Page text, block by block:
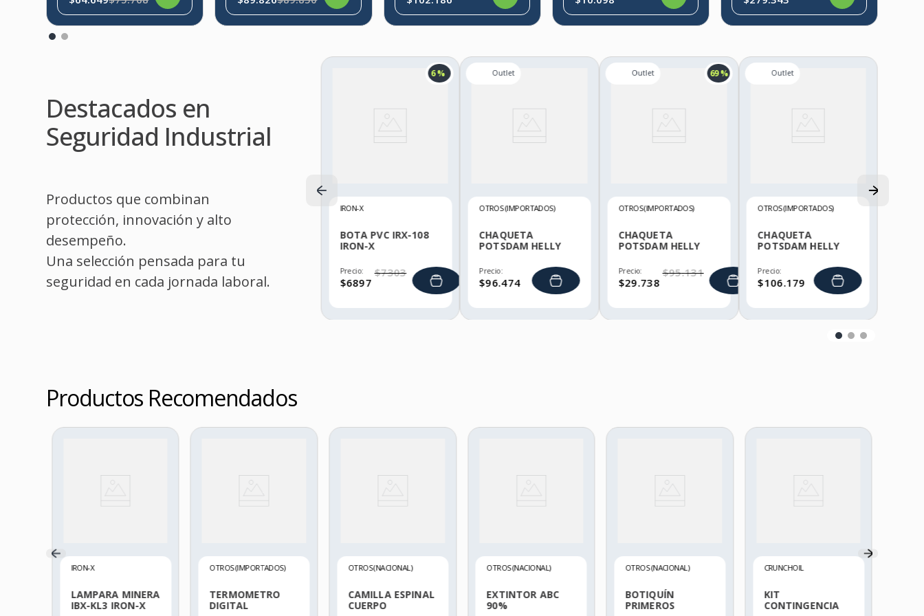
Destacados en
Seguridad Industrial
Productos que combinan
protección, innovación y alto
desempeño.
Una selección pensada para tu
seguridad en cada jornada laboral.
6 %
IRON-X
BOTA PVC IRX-108
IRON-X
Precio:
$6897
$7303
OTROS (IMPORTADOS)
CHAQUETA
POTSDAM HELLY
Precio:
$96.474
69 %
OTROS (IMPORTADOS)
CHAQUETA
POTSDAM HELLY
Precio:
$29.738
$95.131
OTROS (IMPORTADOS)
CHAQUETA
POTSDAM HELLY
Precio:
$106.179
Productos Recomendados
IRON-X
LAMPARA MINERA
IBX-KL3 IRON-X
OTROS (IMPORTADOS)
TERMOMETRO
DIGITAL
OTROS (NACIONAL)
CAMILLA ESPINAL
CUERPO
OTROS (NACIONAL)
EXTINTOR ABC
90%
OTROS (NACIONAL)
BOTIQUÍN
PRIMEROS
CRUNCHOIL
KIT
CONTINGENCIA